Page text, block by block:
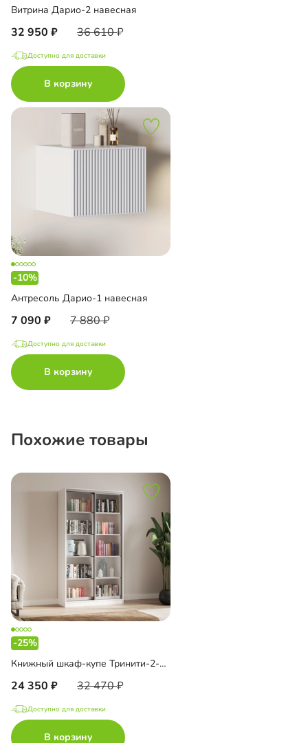
Витрина Дарио-2 навесная
32 950 36 610
Доступно для доставки
В корзину
-10%
Антресоль Дарио-1 навесная
7 090 7 880
Доступно для доставки
В корзину
Похожие товары
-25%
Книжный шкаф-купе Тринити-2-1 4 полки
24 350 32 470
Доступно для доставки
В корзину